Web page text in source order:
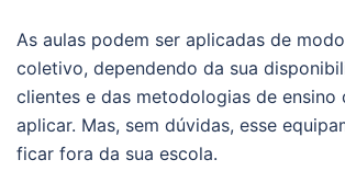
As aulas podem ser aplicadas de
coletivo, dependendo da sua
clientes e das metodologias de ensino
aplicar. Mas, sem dúvidas, esse
ficar fora da sua escola.